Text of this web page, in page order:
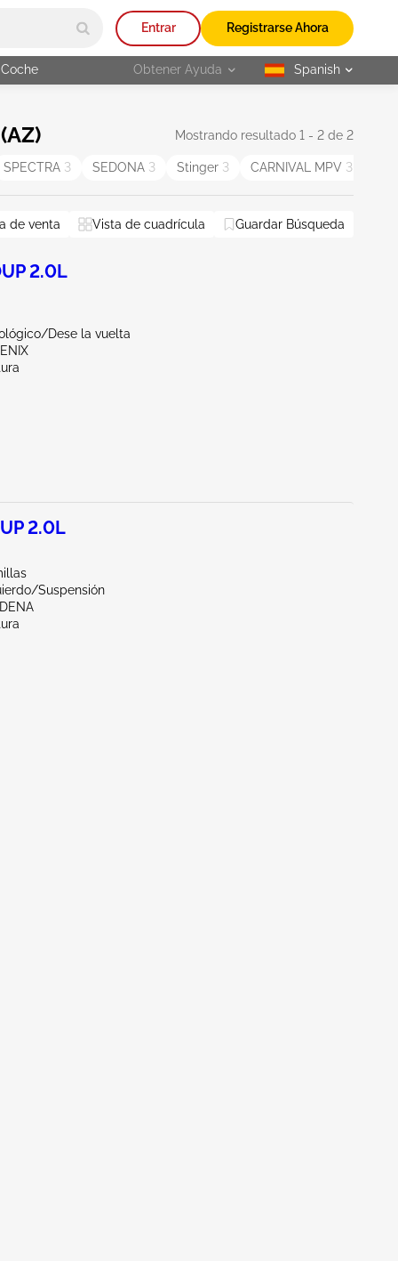
Entrar Registrarse Ahora
Obtener Ayuda selected
Spanish
Mostrando resultado 1 - 2 de 2
SPECTRA 3 SEDONA 3 Stinger 3 CARNIVAL MPV 3
de venta Vista de cuadrícula Guardar Búsqueda
2.0L
Dese la vuelta
2.0L
Suspensión